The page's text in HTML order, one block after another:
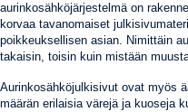
aurinkosähköjärjestelmä on
korvaa tavanomaiset
poikkeuksellisen asian. Nimittäin
takaisin, toisin kuin mistään
Aurinkosähköjulkisivut ovat myös
määrän erilaisia värejä ja kuoseja